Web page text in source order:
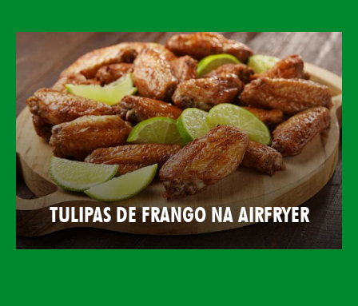
TULIPAS DE FRANGO NA AIRFRYER